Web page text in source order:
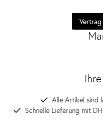
Alle Artikel sind
Schnelle Lieferung mit